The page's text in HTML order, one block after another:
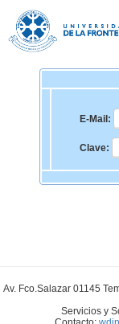
E-Mail:
Clave:
Av. Fco.Salazar 01145
Servicios y